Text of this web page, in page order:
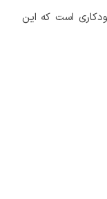
است که این